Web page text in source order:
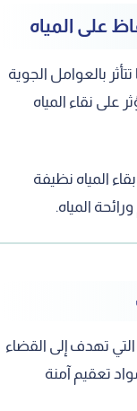
بالعوامل الجوية
على نقاء المياه
المياه نظيفة
المياه.
التي تهدف إلى القضاء
تعقيم آمنة